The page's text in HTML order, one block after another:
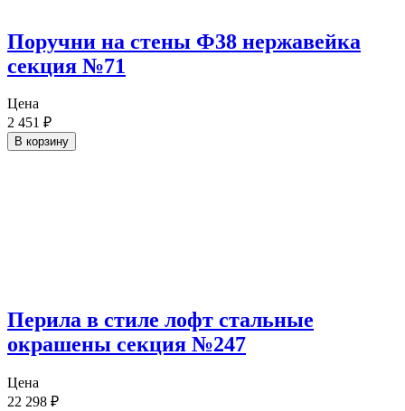
Поручни на стены Ф38 нержавейка
секция №71
Цена
2 451 ₽
В корзину
Перила в стиле лофт стальные
окрашены секция №247
Цена
22 298 ₽